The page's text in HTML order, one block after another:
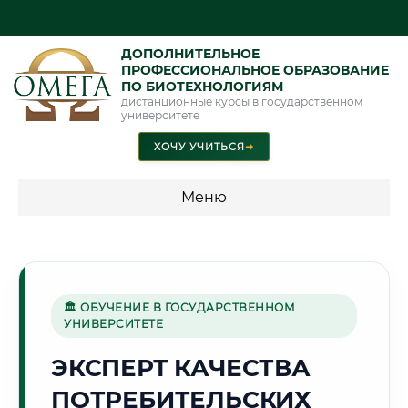
ДОПОЛНИТЕЛЬНОЕ
ПРОФЕССИОНАЛЬНОЕ ОБРАЗОВАНИЕ
ПО БИОТЕХНОЛОГИЯМ
дистанционные курсы в государственном
университете
ХОЧУ УЧИТЬСЯ➜
Меню
🌿
Г. ЧЕБОКСАРЫ
🏛 ОБУЧЕНИЕ В ГОСУДАРСТВЕННОМ
УНИВЕРСИТЕТЕ
ЭКСПЕРТ КАЧЕСТВА
ПОТРЕБИТЕЛЬСКИХ